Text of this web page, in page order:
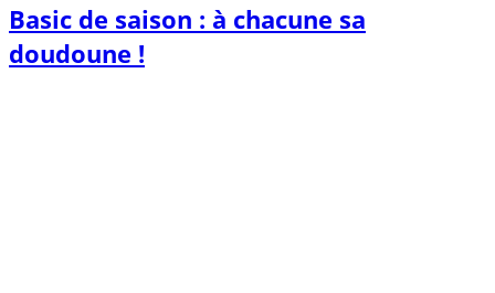
Basic de saison : à chacune sa
doudoune !